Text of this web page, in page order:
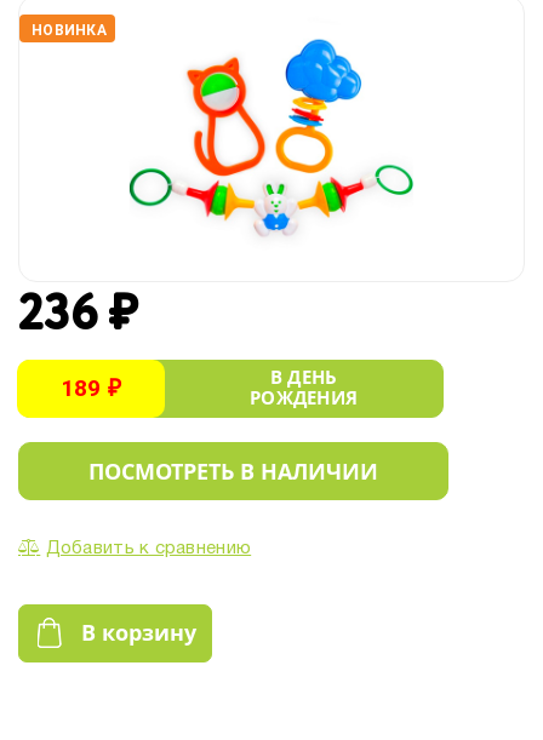
НОВИНКА
236 ₽
189 ₽
В ДЕНЬ
РОЖДЕНИЯ
ПОСМОТРЕТЬ В НАЛИЧИИ
Добавить к сравнению
В корзину